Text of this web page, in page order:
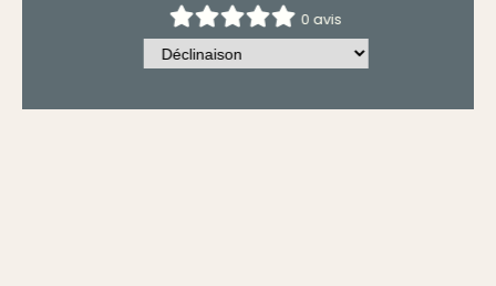
0 avis